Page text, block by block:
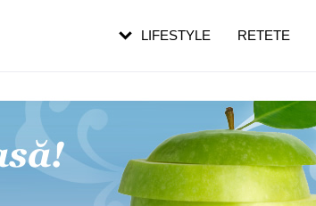
LIFESTYLE RETETE
pe